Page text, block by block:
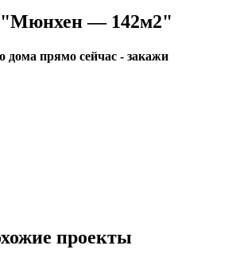
"Мюнхен — 142м2"
дома прямо сейчас - закажи
проекты